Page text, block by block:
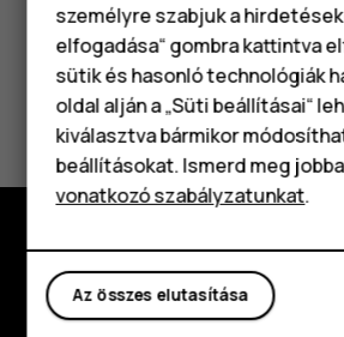
Okostelefonok
Klasszikus
Tartozékok
Táblagépek
Hasznosnak találtad?
Igen Nem
Fedezd fel
Rólunk
személyre szabjuk a
elfogadása“ gombra kattintva
sütik és hasonló technológiák
oldal alján a „Süti beállításai“
kiválasztva bármikor
beállításokat. Ismerd meg
vonatkozó szabályzatunkat.
Az összes elutasítása